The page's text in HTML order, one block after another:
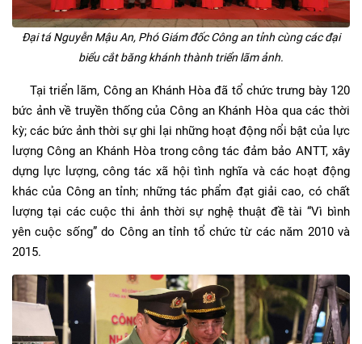
Đại tá Nguyễn Mậu An, Phó Giám đốc Công an tỉnh cùng các đại
biểu cắt băng khánh thành triển lãm ảnh.
Tại triển lãm, Công an Khánh Hòa đã tổ chức trưng bày 120
bức ảnh về truyền thống của Công an Khánh Hòa qua các thời
kỳ; các bức ảnh thời sự ghi lại những hoạt động nổi bật của lực
lượng Công an Khánh Hòa trong công tác đảm bảo ANTT, xây
dựng lực lượng, công tác xã hội tình nghĩa và các hoạt động
khác của Công an tỉnh; những tác phẩm đạt giải cao, có chất
lượng tại các cuộc thi ảnh thời sự nghệ thuật đề tài “Vì bình
yên cuộc sống” do Công an tỉnh tổ chức từ các năm 2010 và
2015.